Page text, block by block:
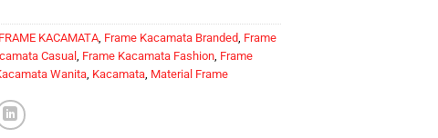
FRAME KACAMATA, Frame Kacamata Branded, Frame
Casual , Frame Kacamata Fashion, Frame
Wanita, Kacamata, Material Frame